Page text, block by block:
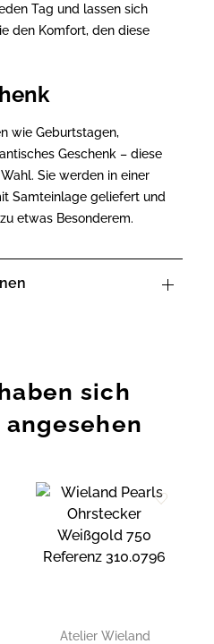
Tag und lassen sich
den Komfort, den diese
wie Geburtstagen,
Geschenk – diese
Sie werden in einer
Samteinlage geliefert und
etwas Besonderem.
sich
Wunschliste
hinzufügen
Atelier Wieland